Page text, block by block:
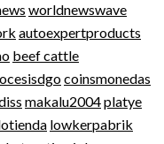
worldnewswave
autoexpertproducts
beef cattle
coinsmonedas
makalu2004platye
lowkerpabrik